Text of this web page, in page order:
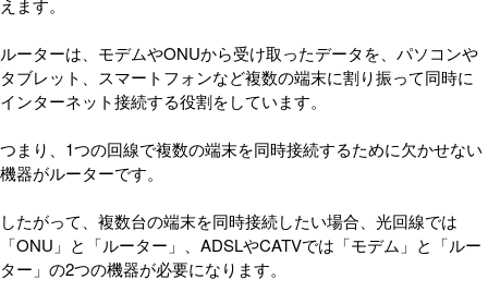
えます。
ルーターは、モデムやONUから受け取ったデータを、パソコンや
タブレット、スマートフォンなど複数の端末に割り振って同時に
インターネット接続する役割をしています。
つまり、1つの回線で複数の端末を同時接続するために欠かせない
機器がルーターです。
したがって、複数台の端末を同時接続したい場合、光回線では
「ONU」と「ルーター」、ADSLやCATVでは「モデム」と「ルー
ター」の2つの機器が必要になります。